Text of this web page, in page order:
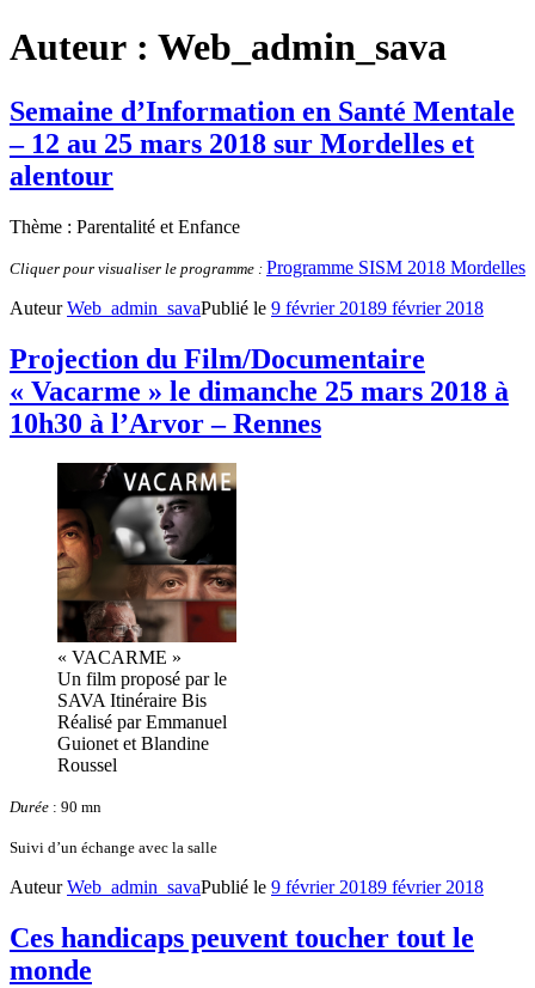
Auteur : Web_admin_sava
Semaine d’Information en Santé Mentale
– 12 au 25 mars 2018 sur Mordelles et
alentour
Thème : Parentalité et Enfance
Cliquer pour visualiser le programme : Programme SISM 2018 Mordelles
AuteurWeb_admin_savaPublié le 9 février 20189 février 2018
Projection du Film/Documentaire
« Vacarme » le dimanche 25 mars 2018 à
10h30 à l’Arvor – Rennes
« VACARME »
Un film proposé par le
SAVA Itinéraire Bis
Réalisé par Emmanuel
Guionet et Blandine
Roussel
Durée : 90 mn
Suivi d’un échange avec la salle
AuteurWeb_admin_savaPublié le 9 février 20189 février 2018
Ces handicaps peuvent toucher tout le
monde